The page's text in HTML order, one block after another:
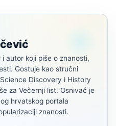
autor koji piše o znanosti,
Gostuje kao stručni
Discovery i History
za Večernji list. Osnivač je
hrvatskog portala
znanosti.